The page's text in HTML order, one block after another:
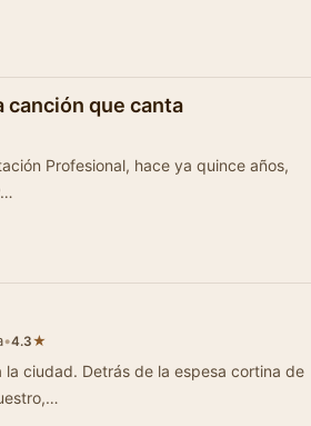
canción que canta
hace ya quince años,
•4.3★
de la espesa cortina de